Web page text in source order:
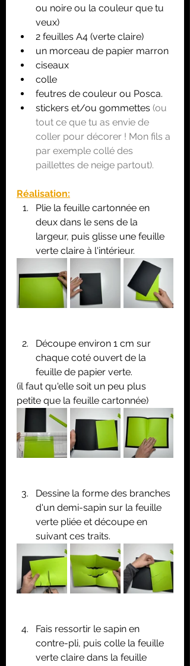
ou noire ou la couleur que tu
veux)
2 feuilles A4 (verte claire)
un morceau de papier marron
ciseaux
colle
feutres de couleur ou Posca.
stickers et/ou gommettes (ou
tout ce que tu as envie de
coller pour décorer ! Mon fils a
par exemple collé des
paillettes de neige partout).
Réalisation:
Plie la feuille cartonnée en
deux dans le sens de la
largeur, puis glisse une feuille
verte claire à l'intérieur.
Découpe environ 1 cm sur
chaque coté ouvert de la
feuille de papier verte.
(il faut qu'elle soit un peu plus
petite que la feuille cartonnée)
Dessine la forme des branches
d'un demi-sapin sur la feuille
verte pliée et découpe en
suivant ces traits.
Fais ressortir le sapin en
contre-pli, puis colle la feuille
verte claire dans la feuille